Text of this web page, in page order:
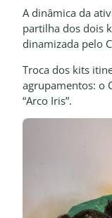
A dinâmica da
partilha dos dois
dinamizada pelo
Troca dos kits
agrupamentos: o
“Arco Iris”.